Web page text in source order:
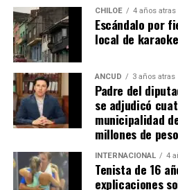
CHILOE 4 años atras
Escándalo por
local de
ANCUD 3 años atras
Padre del
se adjudicó
municipalidad
millones de
INTERNACIONAL 4
Tenista de 16
explicaciones